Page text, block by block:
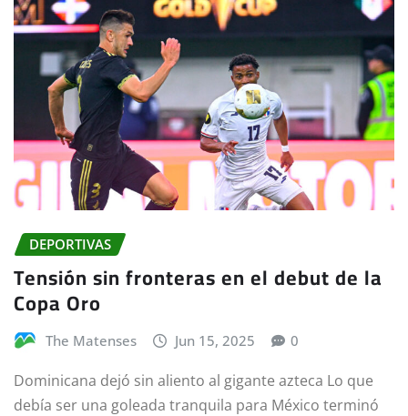
DEPORTIVAS
Tensión sin fronteras en el debut de la
Copa Oro
The Matenses Jun 15, 2025 0
Dominicana dejó sin aliento al gigante azteca Lo que
debía ser una goleada tranquila para México terminó